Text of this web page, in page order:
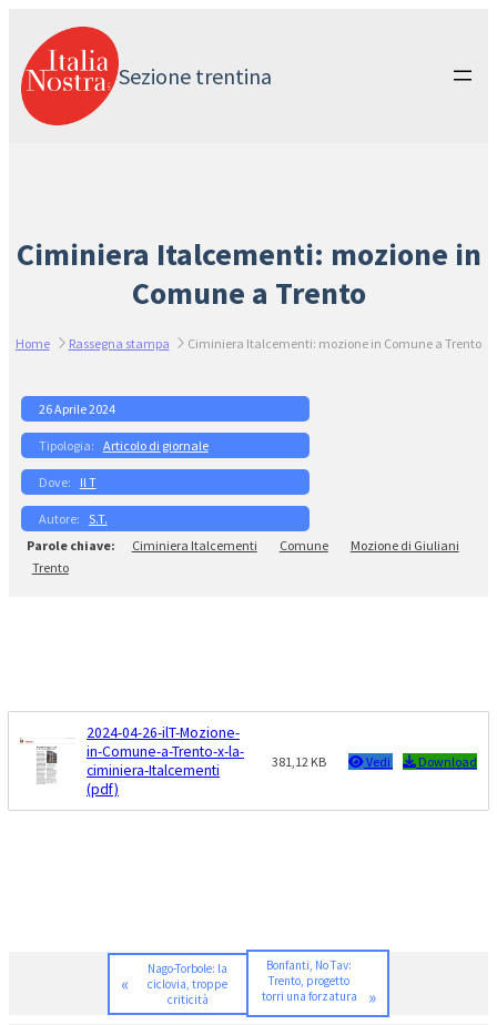
contenuto
Sezione trentina
Ciminiera Italcementi: mozione in
Comune a Trento
Home Rassegna stampa Ciminiera Italcementi: mozione in Comune a Trento
26 Aprile 2024
Articolo di giornale
Il T
S.T.
Ciminiera Italcementi
Comune
Mozione di Giuliani
Trento
2024-04-26-ilT-Mozione-
in-Comune-a-Trento-x-la-
ciminiera-Italcementi
(pdf)
381,12 KB Vedi Download
«
Nago-Torbole: la
ciclovia, troppe
criticità
Bonfanti, No Tav:
Trento, progetto
torri una forzatura
»